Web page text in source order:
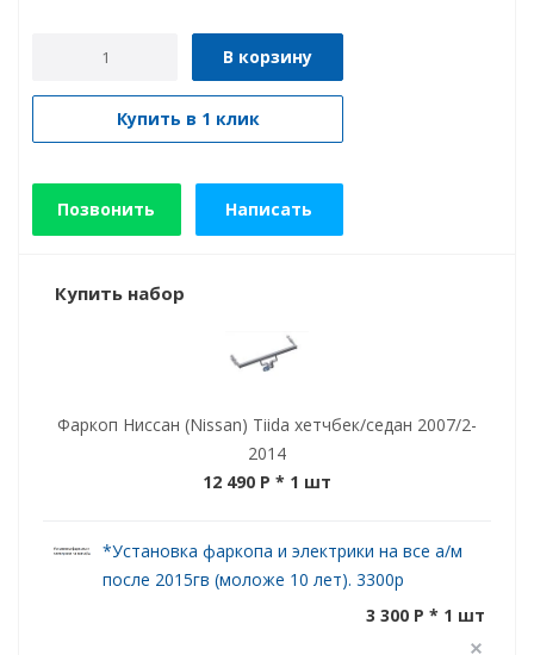
В корзину
Купить в 1 клик
Позвонить Написать
Купить набор
Фаркоп Ниссан (Nissan) Tiida хетчбек/седан 2007/2-
2014
12 490 P * 1 шт
*Установка фаркопа и электрики на все а/м
после 2015гв (моложе 10 лет). 3300р
3 300 P * 1 шт